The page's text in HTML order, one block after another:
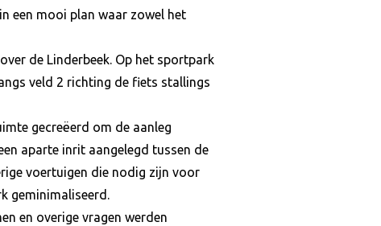
een mooi plan waar zowel het
de Linderbeek. Op het sportpark
veld 2 richting de fiets stallings
gecreëerd om de aanleg
aparte inrit aangelegd tussen de
voertuigen die nodig zijn voor
geminimaliseerd.
en overige vragen werden